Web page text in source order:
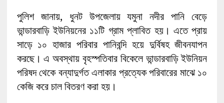
পুলিশ জানায়, ধুনট উপজেলায় যমুনা নদীর পানি বেড়ে
ভান্ডারবাড়ি ইউনিয়নের ১১টি গ্রাম প্লাবিত হয়। এতে প্রায়
সাড়ে ১০ হাজার পরিবার পানিবন্দি হয়ে দুর্বিষহ জীবনযাপন
করছে। এ অবস্থায় বৃহস্পতিবার বিকেলে ভান্ডারবাড়ি ইউনিয়ন
পরিষদ থেকে বন্যাদুর্গত এলাকার প্রত্যেক পরিবারের মাঝে ১০
কেজি করে চাল বিতরণ করা হয়।